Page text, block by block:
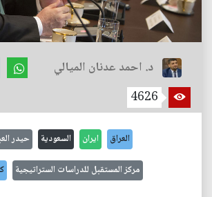
د. احمد عدنان الميالي
4626
العراق ايران السعودية حيدر
مركز المستقبل للدراسات الستراتيجية